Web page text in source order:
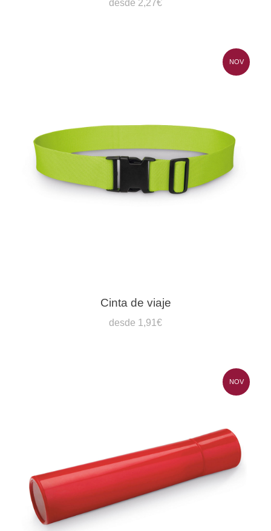
desde 2,27€
NOV
Cinta de viaje
desde 1,91€
NOV